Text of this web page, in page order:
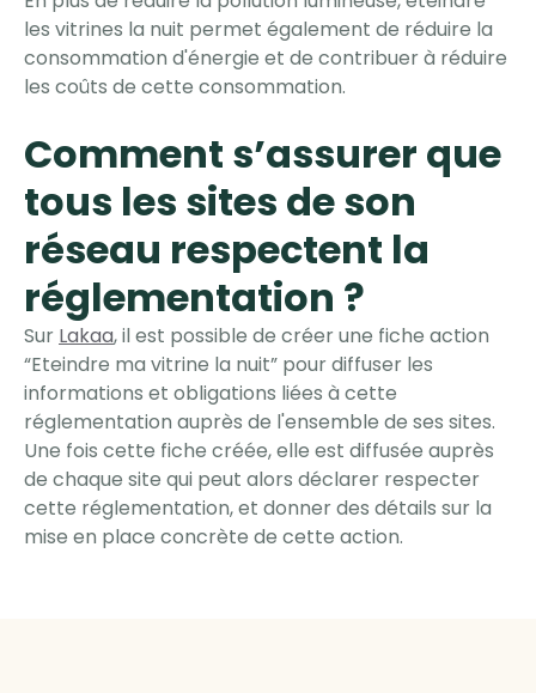
les vitrines la nuit permet également de réduire la
consommation d'énergie et de contribuer à réduire
les coûts de cette consommation.
Comment s’assurer que
tous les sites de son
réseau respectent la
réglementation ?
Sur Lakaa, il est possible de créer une fiche action
“Eteindre ma vitrine la nuit” pour diffuser les
informations et obligations liées à cette
réglementation auprès de l'ensemble de ses sites.
Une fois cette fiche créée, elle est diffusée auprès
de chaque site qui peut alors déclarer respecter
cette réglementation, et donner des détails sur la
mise en place concrète de cette action.